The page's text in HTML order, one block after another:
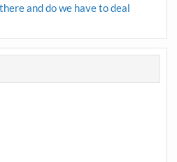
and do we have to deal